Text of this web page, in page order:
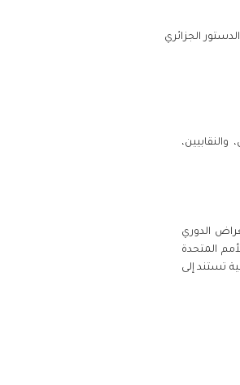
الجزائري
الدوري
المتحدة
تشريعية تستند إلى